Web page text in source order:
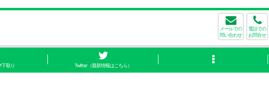
メールでの
問い合わせ
電話での
お問合せ
下取り Twitter（最新情報はこちら）